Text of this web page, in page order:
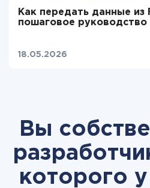
Как передать данные
пошаговое руководство
18.05.2026
Вы
которого